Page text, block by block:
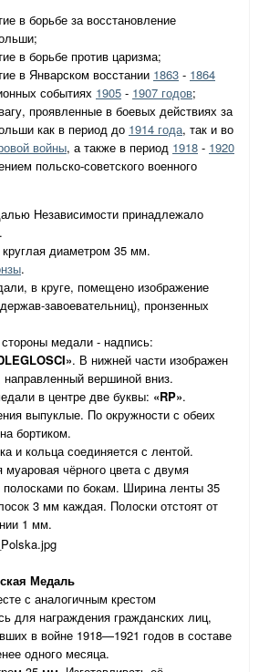
в борьбе за восстановление
в борьбе против царизма;
в Январском восстании 1863 - 1864
событиях 1905 - 1907 годов;
проявленные в боевых действиях за
как в период до 1914 года, так и во
войны, а также в период 1918 - 1920
польско-советского военного
Независимости принадлежало
.
диаметром 35 мм.
.
в круге, помещено изображение
завоевательниц), пронзенных
медали - надпись:
. В нижней части изображен
направленный вершиной вниз.
в центре две буквы: «RP».
выпуклые. По окружности с обеих
бортиком.
и кольца соединяется с лентой.
чёрного цвета с двумя
по бокам. Ширина ленты 35
3 мм каждая. Полоски отстоят от
1 мм.
Медаль
с аналогичным крестом
для награждения гражданских лиц,
в войне 1918—1921 годов в составе
одного месяца.